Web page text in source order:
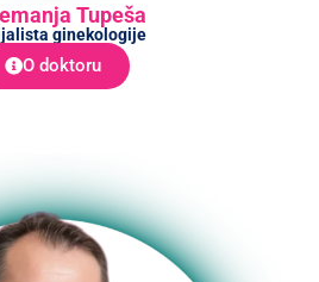
Tupeša
ginekologije
O doktoru